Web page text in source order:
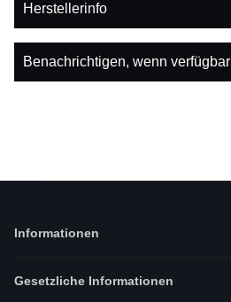
Herstellerinfo
Benachrichtigen, wenn verfügbar
Informationen
Gesetzliche Informationen